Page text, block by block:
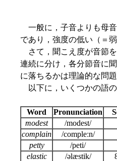
一般に，子音よりも母
であり，強度の低い（＝
さて，聞こえ度が音節を
連続に分け，各分節音に
に落ちるかは理論的な問
以下に，いくつかの語の
Word Pronunciation
modest
/modest/
complain
/compleːn/
petty
/peti/
elastic
/əlæstik/